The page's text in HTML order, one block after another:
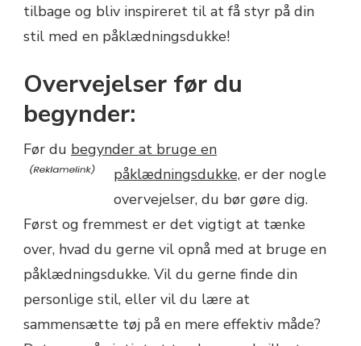
tilbage og bliv inspireret til at få styr på din
stil med en påklædningsdukke!
Overvejelser før du
begynder:
Før du begynder at bruge en
påklædningsdukke, er der nogle
overvejelser, du bør gøre dig.
Først og fremmest er det vigtigt at tænke
over, hvad du gerne vil opnå med at bruge en
påklædningsdukke. Vil du gerne finde din
personlige stil, eller vil du lære at
sammensætte tøj på en mere effektiv måde?